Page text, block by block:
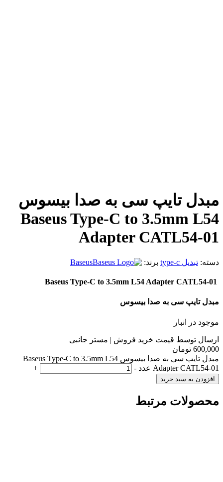
مبدل تایپ سی به صدا بیسوس
Baseus Type-C to 3.5mm L54
Adapter CATL54-01
دسته: تبدیل type-c برند: Baseus
مبدل تایپ سی به صدا بیسوس
موجود در انبار
ارسال توسط قیمت خرید فروش | مستر جانبی
600,000 تومان
مبدل تایپ سی به صدا بیسوس Baseus Type-C to 3.5mm L54
Adapter CATL54-01 عدد
-
+
افزودن به سبد خرید
محصولات مرتبط